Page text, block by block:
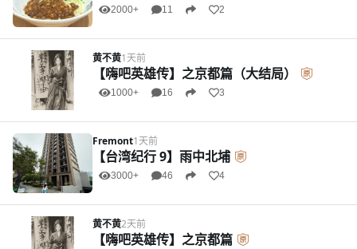
2000+ 11 2
黄不黄1天前
【嗨吧英雄传】之京都篇（大结局）
1000+ 16 3
Fremont1天前
【台湾纪行 9】雨中北埔
3000+ 46 4
黄不黄2天前
【嗨吧英雄传】之京都篇